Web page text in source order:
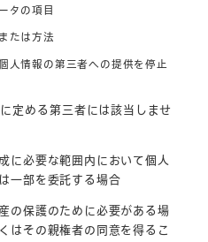
タの項目
たは方法
人情報の第三者への提供を停止
定める第三者には該当しませ
に必要な範囲内において個人
一部を委託する場合
の保護のために必要がある場
はその親権者の同意を得るこ